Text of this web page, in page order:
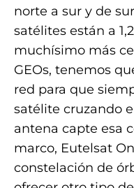
norte a sur y de
satélites están a
muchísimo más
GEOs, tenemos
red para que
satélite cruzando
antena capte esa
marco, Eutelsat
constelación de